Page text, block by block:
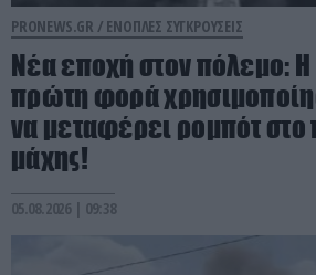
PRONEWS.GR / ΕΝΟΠΛΕΣ ΣΥΓΚΡΟΥΣΕΙΣ
Νέα εποχή στον πόλεμο: Η
πρώτη φορά
να μεταφέρει ρομπότ στο
μάχης!
05.08.2026 | 09:38